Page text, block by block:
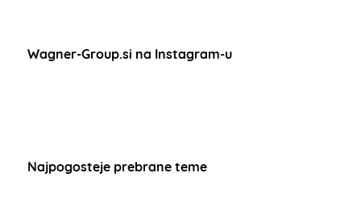
Wagner-Group.si na Instagram-u
Najpogosteje prebrane teme